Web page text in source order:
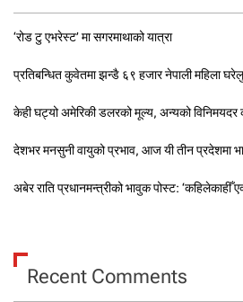
‘रोड टु एभरेस्ट’ मा सगरमाथाको यात्रा
प्रतिबन्धित कुवेतमा झन्डै ६९ हजार नेपाली महिला
केही घट्यो अमेरिकी डलरको मूल्य, अन्यको विनिमयदर
देशभर मनसुनी वायुको प्रभाव, आज यी तीन प्रदेशमा
अबेर राति प्रधानमन्त्रीको भावुक पोस्ट: ‘कहिलेकाहीँ
Recent Comments